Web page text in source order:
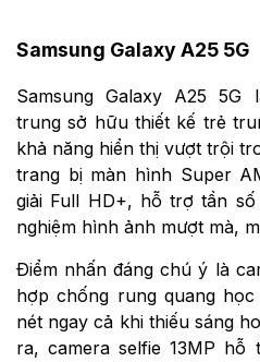
Samsung Galaxy A25 5G​
Samsung Galaxy A25 5G
trung sở hữu thiết kế trẻ
khả năng hiển thị vượt trội
trang bị màn hình Super
giải Full HD+, hỗ trợ tần
nghiệm hình ảnh mượt mà,
Điểm nhấn đáng chú ý là
hợp chống rung quang
nét ngay cả khi thiếu sáng
ra, camera selfie 13MP hỗ